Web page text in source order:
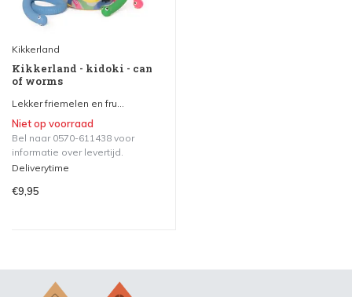
Kikkerland
Kikkerland - kidoki - can
of worms
Lekker friemelen en fru...
Niet op voorraad
Bel naar 0570-611438 voor
informatie over levertijd.
Deliverytime
€9,95